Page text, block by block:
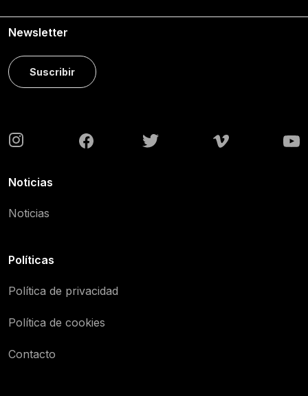
Newsletter
Suscribir
Noticias
Noticias
Políticas
Política de privacidad
Política de cookies
Contacto